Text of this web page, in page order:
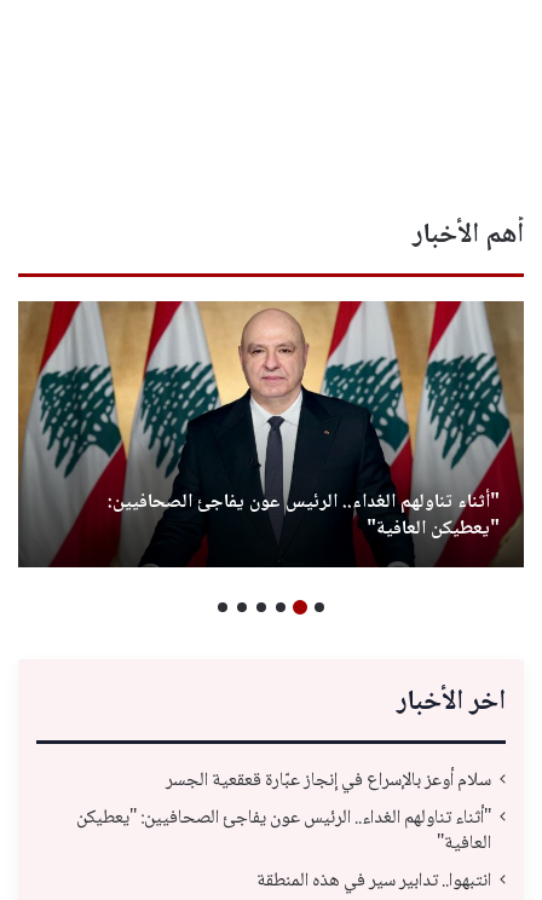
أهم الأخبار
"أثناء تناولهم الغداء.. الرئيس عون يفاجئ الصحافيين:
"يعطيكن العافية"
اخر الأخبار
سلام أوعز بالإسراع في إنجاز عبّارة قعقعية الجسر
"أثناء تناولهم الغداء.. الرئيس عون يفاجئ الصحافيين: "يعطيكن
العافية"
انتبهوا.. تدابير سير في هذه المنطقة